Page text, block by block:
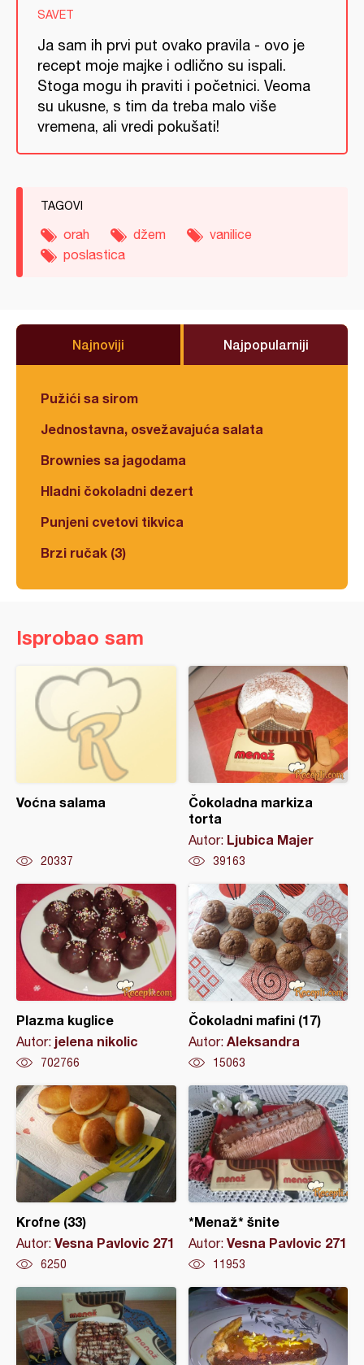
SAVET
Ja sam ih prvi put ovako pravila - ovo je
recept moje majke i odlično su ispali.
Stoga mogu ih praviti i početnici. Veoma
su ukusne, s tim da treba malo više
vremena, ali vredi pokušati!
TAGOVI
orah džem
vanilice
poslastica
Najnoviji Najpopularniji
Pužići sa sirom
Jednostavna, osvežavajuća salata
Brownies sa jagodama
Hladni čokoladni dezert
Punjeni cvetovi tikvica
Brzi ručak (3)
Isprobao sam
Voćna salama
20337
Čokoladna markiza
torta
Autor: Ljubica Majer
39163
Plazma kuglice
Autor: jelena nikolic
702766
Čokoladni mafini (17)
Autor: Aleksandra
15063
Krofne (33)
Autor: Vesna Pavlovic 271
6250
*Menaž* šnite
Autor: Vesna Pavlovic 271
11953